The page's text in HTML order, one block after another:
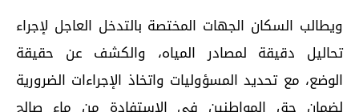
ويطالب السكان الجهات المختصة بالتدخل العاجل لإجراء
تحاليل دقيقة لمصادر المياه، والكشف عن حقيقة
الوضع، مع تحديد المسؤوليات واتخاذ الإجراءات الضرورية
لضمان حق المواطنين في الاستفادة من ماء صالح